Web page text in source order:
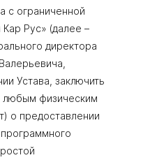
с ограниченной
Кар Рус» (далее –
директора
Устава, заключить
любым физическим
о предоставлении